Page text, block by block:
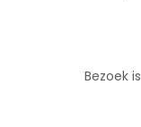
Bezoek